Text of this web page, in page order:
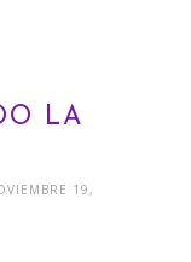
LA
19,